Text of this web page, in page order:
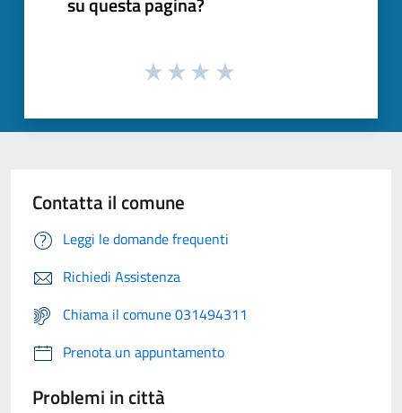
Contatta il comune
Leggi le domande frequenti
Richiedi Assistenza
Chiama il comune 031494311
Prenota un appuntamento
Problemi in città